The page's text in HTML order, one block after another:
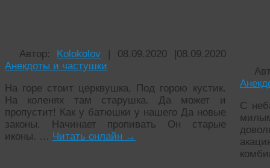
Автор: Kolokolov 08.09.2020
08.09.2020
Анекдоты и частушки
На горе стоит церквушка, Под горою кустик.
На коленях там старушка. Да может и
пропустит! Как у батюшки у нашего Да новые
законы. Начинает пропивать Он старые
иконы. … Читать онлайн →
С